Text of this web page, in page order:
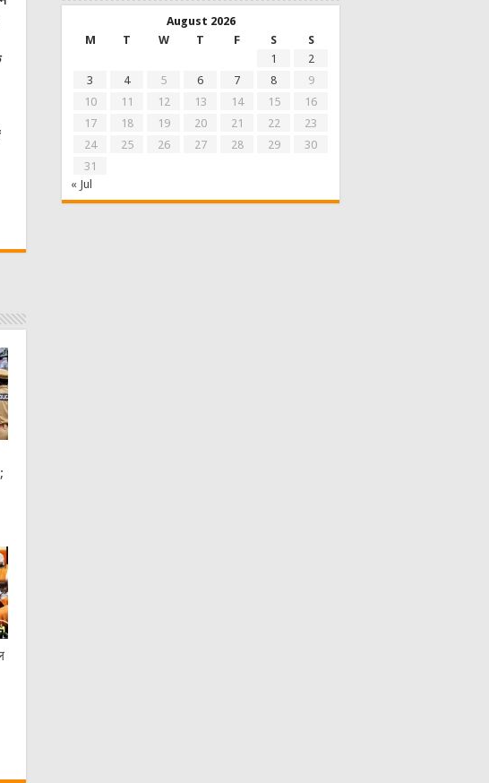
August 2026
M
T W T F S
S
1
2
3
4 5 6 7 8
9
10
11 12 13 14 15
16
17
18 19 20 21 22
23
24
25 26 27 28 29
30
31
« Jul